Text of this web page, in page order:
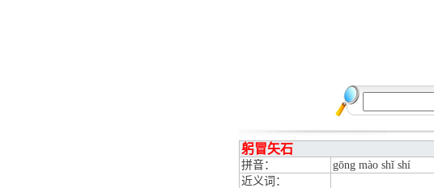
躬冒矢石
拼音： gōng mào shǐ shí
近义词：